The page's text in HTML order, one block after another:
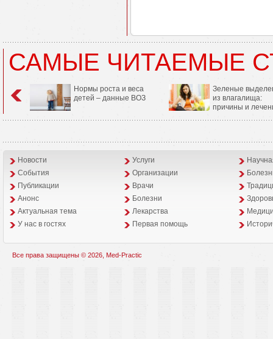
САМЫЕ ЧИТАЕМЫЕ
Нормы роста и веса
детей – данные ВОЗ
Зеленые
из влагалища:
причины и
Новости Услуги
События
Организации
Публикации
Врачи
Анонс
Болезни
Aктуальная тема
Лекарства
У нас в гостях
Первая помощь
Все права защищены © 2026, Med-Practic